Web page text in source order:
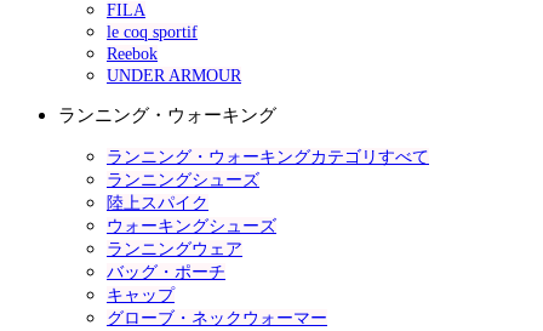
FILA
le coq sportif
Reebok
UNDER ARMOUR
ランニング・ウォーキング
ランニング・ウォーキングカテゴリすべて
ランニングシューズ
陸上スパイク
ウォーキングシューズ
ランニングウェア
バッグ・ポーチ
キャップ
グローブ・ネックウォーマー